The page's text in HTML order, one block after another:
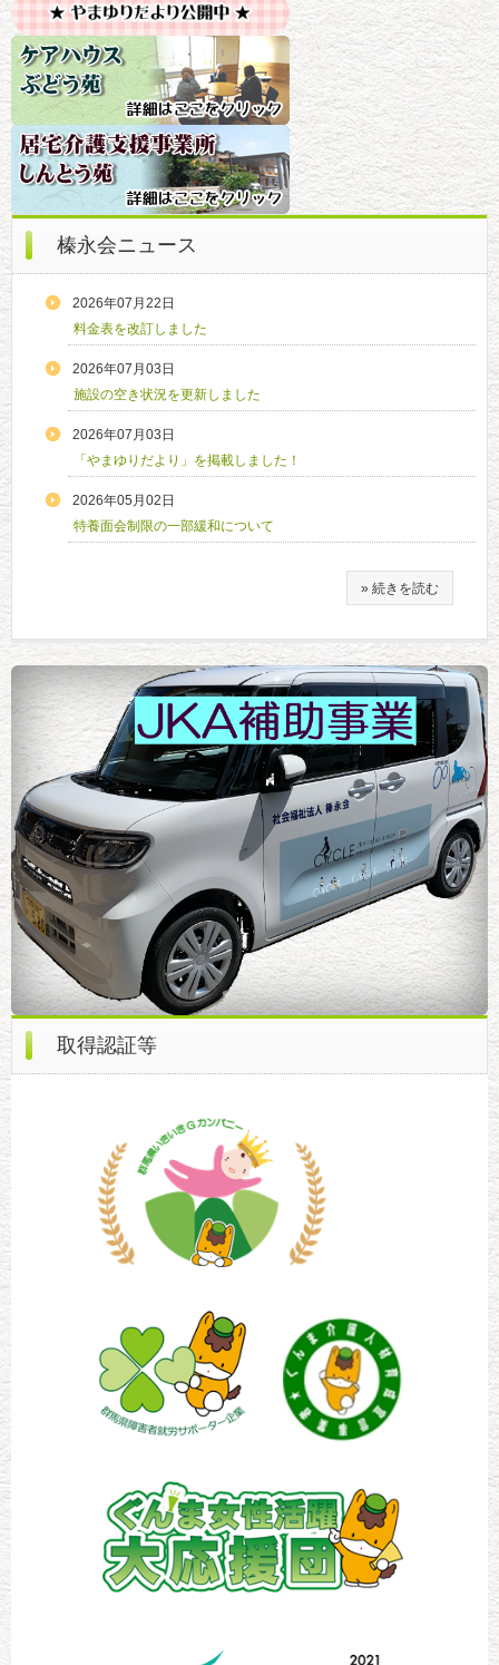
榛永会ニュース
2026年07月22日
料金表を改訂しました
2026年07月03日
施設の空き状況を更新しました
2026年07月03日
「やまゆりだより」を掲載しました！
2026年05月02日
特養面会制限の一部緩和について
» 続きを読む
取得認証等